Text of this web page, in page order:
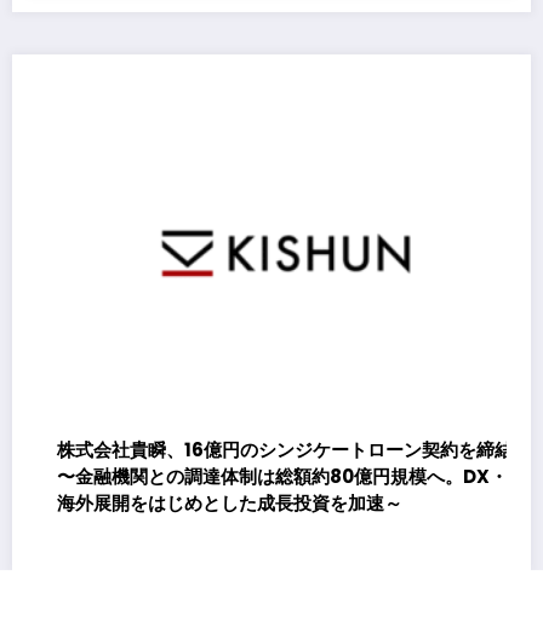
株式会社貴瞬、16億円のシンジケートローン契約を締結
〜金融機関との調達体制は総額約80億円規模へ。DX・
海外展開をはじめとした成長投資を加速～